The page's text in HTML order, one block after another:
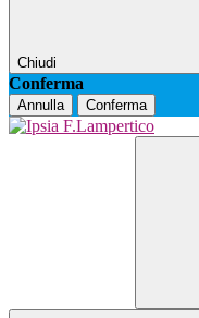
Chiudi
Conferma
Annulla Conferma